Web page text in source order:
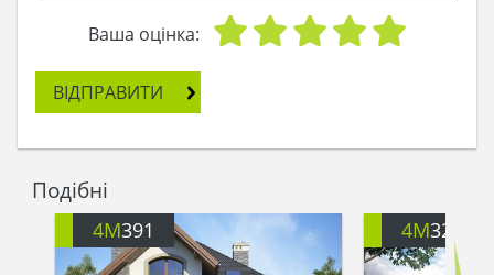
Ваша оцінка:
ВІДПРАВИТИ
Подібні
4M391 4M3200